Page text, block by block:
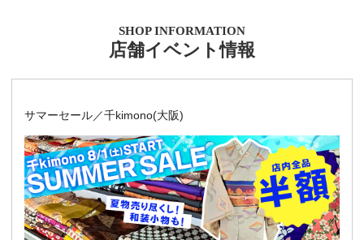
SHOP INFORMATION
店舗イベント情報
サマーセール／千kimono(大阪)